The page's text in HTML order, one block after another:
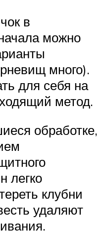
в
можно
много).
для себя на
метод.
обработке,
легко
клубни
удаляют